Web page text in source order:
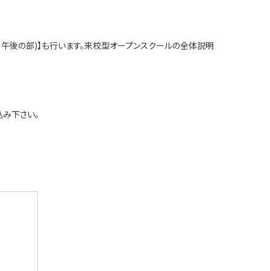
後の部)】も行います。来校型オープンスクールの全体説明
下さい。